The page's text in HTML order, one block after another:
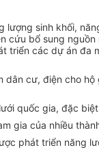
sinh khối,
bổ sung
các dự án
cư, điện cho
quốc gia, đặc
gia của nhiều
phát triển năng